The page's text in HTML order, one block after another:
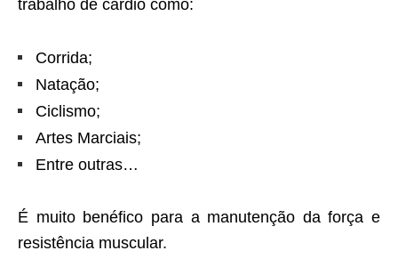
trabalho de cardio como:
Corrida;
Natação;
Ciclismo;
Artes Marciais;
Entre outras…
É muito benéfico para a manutenção da força e
resistência muscular.